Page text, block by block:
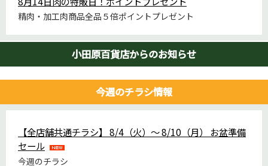
精肉・加工肉商品全品５倍ポイントプレゼント
小田原百貨店からのお知らせ
今週のチラシ情報
【全店舗共通チラシ】 8/4（火）～ 8/10（月） お盆準備
セール
今週のチラシ